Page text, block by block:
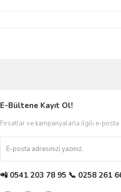
E-Bültene Kayıt Ol!
Fırsatlar ve kampanyalarla ilgili e-posta
📲 0541 203 78 95 📞 0258 261